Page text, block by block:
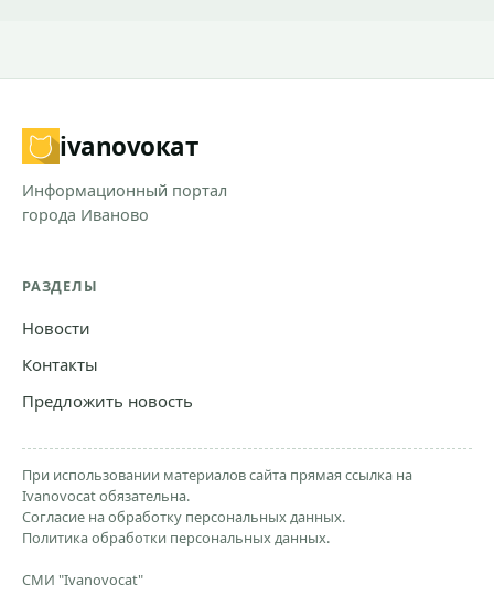
ivanovoкат
Информационный портал
города Иваново
РАЗДЕЛЫ
Новости
Контакты
Предложить новость
При использовании материалов сайта прямая ссылка на
Ivanovocat обязательна.
Согласие на обработку персональных данных.
Политика обработки персональных данных.
СМИ "Ivanovocat"